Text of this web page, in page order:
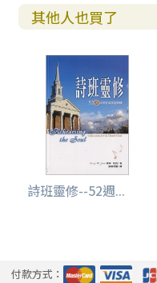
其他人也買了
詩班靈修--52週...
付款方式：